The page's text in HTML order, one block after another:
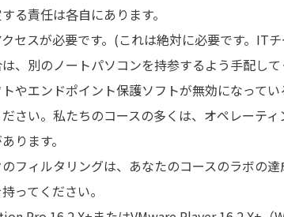
る責任は各自にあります。
セスが必要です。(これは絶対に必要です。IT
、別のノートパソコンを持参するよう手配して
やエンドポイント保護ソフトが無効になって
さい。私たちのコースの多くは、オペレーテ
ります。
フィルタリングは、あなたのコースのラボの
ってください。